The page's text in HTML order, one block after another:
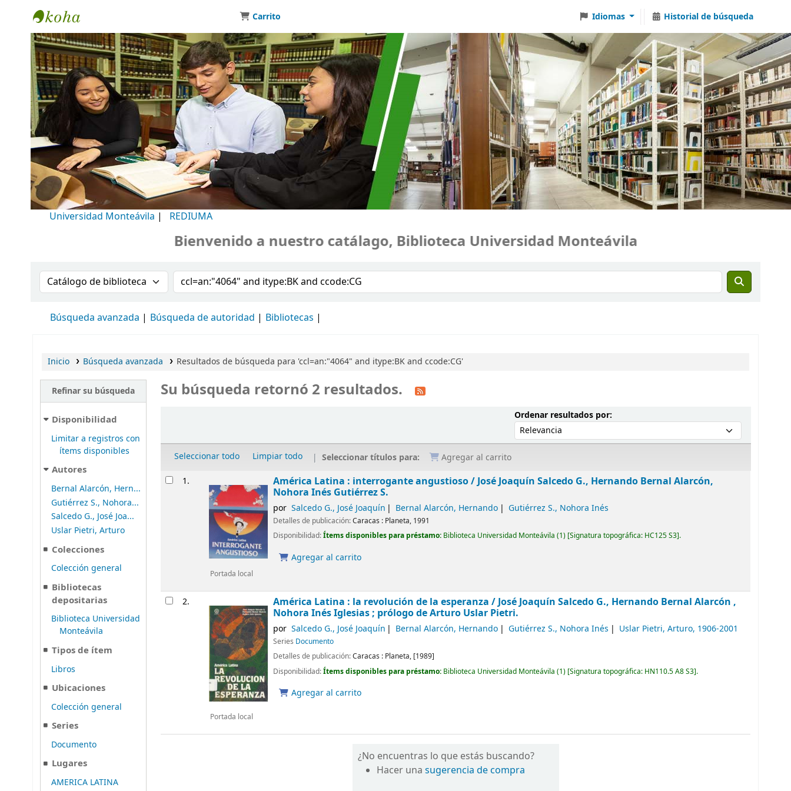
Biblioteca Universidad Monteávila
Carrito Idiomas Historial de búsqueda
Universidad Monteávila | REDIUMA
Bienvenido a nuestro catálago, Biblioteca Universidad Monteávila
Buscar en el catálogo por:Buscar en el catálogo
Búsqueda avanzada Búsqueda de autoridad Bibliotecas
Inicio Búsqueda avanzada Resultados de búsqueda para 'ccl=an:"4064" and itype:BK and ccode:CG'
Refinar su búsqueda
Disponibilidad
Limitar a registros con
ítems disponibles
Autores
Bernal Alarcón, Hern...
Gutiérrez S., Nohora...
Salcedo G., José Joa...
Uslar Pietri, Arturo
Colecciones
Colección general
Bibliotecas
depositarias
Biblioteca Universidad
Monteávila
Tipos de ítem
Libros
Ubicaciones
Colección general
Series
Documento
Lugares
AMERICA LATINA
Su búsqueda retornó 2 resultados.
Ordenar resultados por:Ordenar por:
Seleccionar todo Limpiar todo Seleccionar títulos para: Agregar al carrito
Resultados
1.
Portada local
América Latina : interrogante angustioso /José Joaquín Salcedo G., Hernando Bernal Alarcón,
Nohora Inés Gutiérrez S.
por Salcedo G., José Joaquín Bernal Alarcón, Hernando Gutiérrez S., Nohora Inés
Detalles de publicación:Caracas : Planeta, 1991
Disponibilidad:Ítems disponibles para préstamo: Biblioteca Universidad Monteávila (1) Signatura topográfica: HC125 S3 .
Agregar al carrito
2.
Portada local
América Latina : la revolución de la esperanza /José Joaquín Salcedo G., Hernando Bernal Alarcón ,
Nohora Inés Iglesias ; prólogo de Arturo Uslar Pietri.
por Salcedo G., José Joaquín Bernal Alarcón, Hernando Gutiérrez S., Nohora Inés Uslar Pietri, Arturo, 1906-2001
Series Documento
Detalles de publicación:Caracas : Planeta, [1989]
Disponibilidad:Ítems disponibles para préstamo: Biblioteca Universidad Monteávila (1) Signatura topográfica: HN110.5 A8 S3 .
Agregar al carrito
¿No encuentras lo que estás buscando?
Hacer unasugerencia de compra